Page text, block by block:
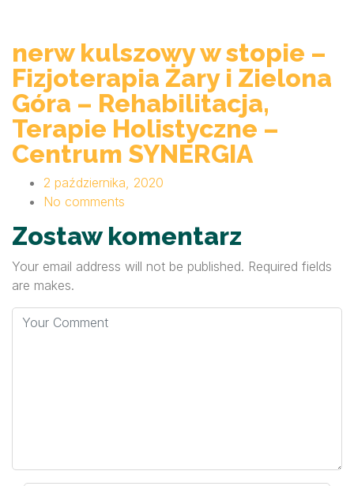
nerw kulszowy w stopie –
Fizjoterapia Żary i Zielona
Góra – Rehabilitacja,
Terapie Holistyczne –
Centrum SYNERGIA
2 października, 2020
No comments
Zostaw komentarz
Your email address will not be published. Required fields
are makes.